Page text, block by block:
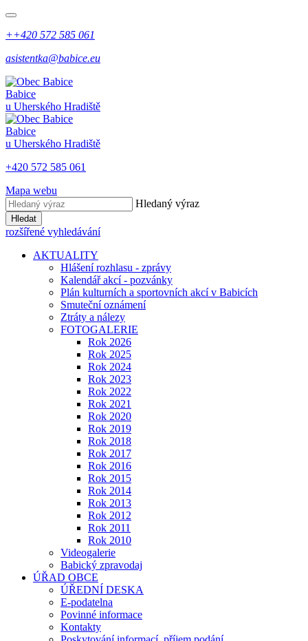
++420 572 585 061
asistentka@babice.eu
Babice
u Uherského Hradiště
Babice
u Uherského Hradiště
+420 572 585 061
Mapa webu
Hledaný výraz
Hledat
rozšířené vyhledávání
AKTUALITY
Hlášení rozhlasu - zprávy
Kalendář akcí - pozvánky
Plán kulturních a sportovních akcí v Babicích
Smuteční oznámení
Ztráty a nálezy
FOTOGALERIE
Rok 2026
Rok 2025
Rok 2024
Rok 2023
Rok 2022
Rok 2021
Rok 2020
Rok 2019
Rok 2018
Rok 2017
Rok 2016
Rok 2015
Rok 2014
Rok 2013
Rok 2012
Rok 2011
Rok 2010
Videogalerie
Babický zpravodaj
ÚŘAD OBCE
ÚŘEDNÍ DESKA
E-podatelna
Povinné informace
Kontakty